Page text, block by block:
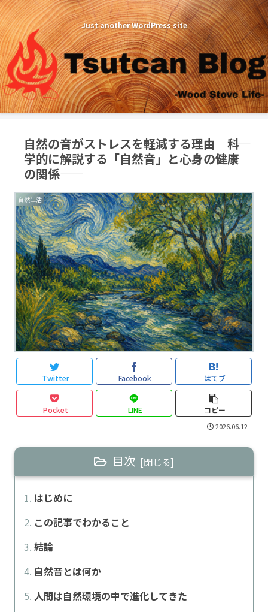
Just another WordPress site
自然の音がストレスを軽減する理由 ――科
学的に解説する「自然音」と心身の健康
の関係――
自然生活
Twitter Facebook はてブ
Pocket LINE コピー
2026.06.12
目次
はじめに
この記事でわかること
結論
自然音とは何か
人間は自然環境の中で進化してきた